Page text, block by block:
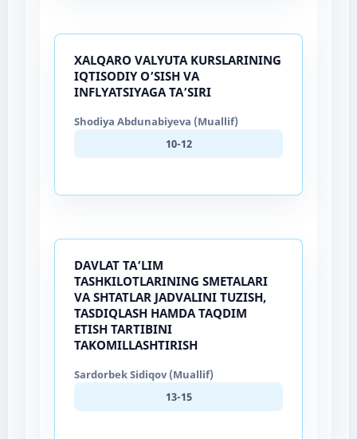
XALQARO VALYUTA KURSLARINING
IQTISODIY O’SISH VA
INFLYATSIYAGA TA’SIRI
Shodiya Abdunabiyeva (Muallif)
10-12
DAVLAT TA’LIM
TASHKILOTLARINING SMETALARI
VA SHTATLAR JADVALINI TUZISH,
TASDIQLASH HAMDA TAQDIM
ETISH TARTIBINI
TAKOMILLASHTIRISH
Sardorbek Sidiqov (Muallif)
13-15